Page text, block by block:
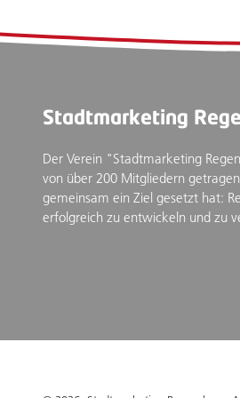
Stadtmarketing
Der Verein "Stadtmarketing
von über 200 Mitgliedern
gemeinsam ein Ziel gesetzt hat:
erfolgreich zu entwickeln und zu